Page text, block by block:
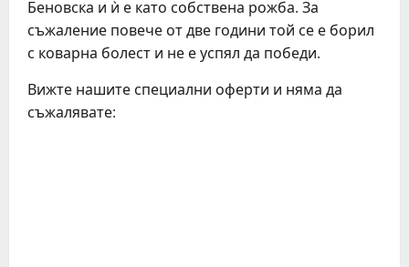
Беновска и ѝ е като собствена рожба. За
съжаление повече от две години той се е борил
с коварна болест и не е успял да победи.
Вижте нашите специални оферти и няма да
съжалявате: